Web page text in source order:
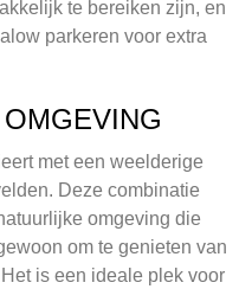
te bereiken zijn, en
parkeren voor extra
met een weelderige
Deze combinatie
omgeving die
om te genieten van
is een ideale plek voor